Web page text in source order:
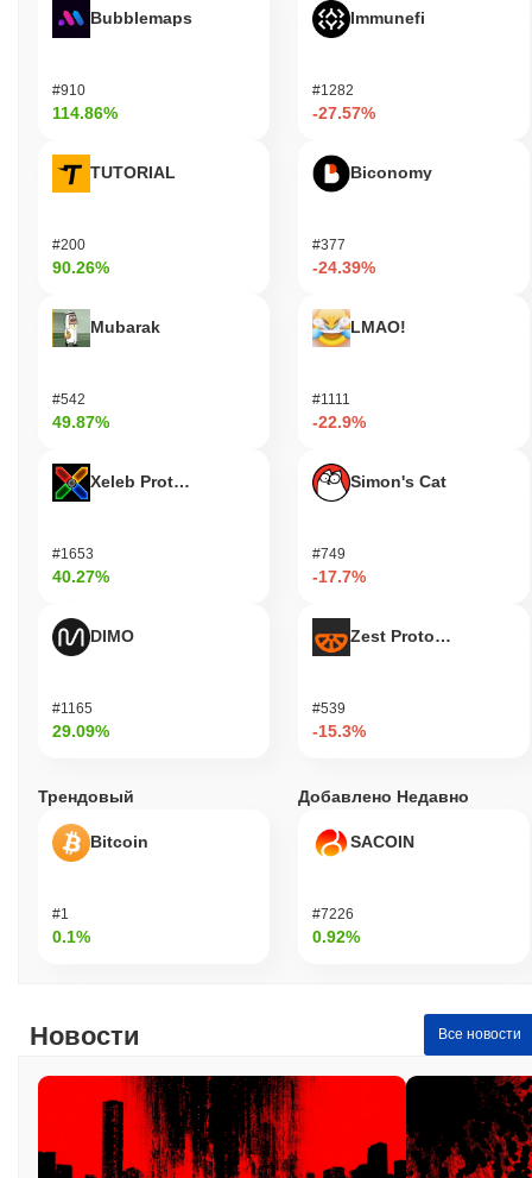
Bubblemaps
#910
114.86%
TUTORIAL
#200
90.26%
Mubarak
#542
49.87%
Xeleb Protocol
#1653
40.27%
DIMO
#1165
29.09%
Immunefi
#1282
-27.57%
Biconomy
#377
-24.39%
LMAO!
#1111
-22.9%
Simon's Cat
#749
-17.7%
Zest Protocol
#539
-15.3%
Трендовый
Bitcoin
#1
0.1%
Добавлено Недавно
SACOIN
#7226
0.92%
Новости Все новости